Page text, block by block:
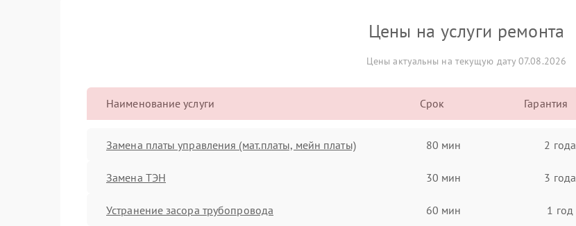
Цены на услуги ремонта
Цены актуальны на текущую дату 07.08.2026
Наименование услуги Срок Гарантия
Замена платы управления (мат.платы, мейн платы) 80 мин 2 года
Замена ТЭН 30 мин 3 года
Устранение засора трубопровода 60 мин 1 год